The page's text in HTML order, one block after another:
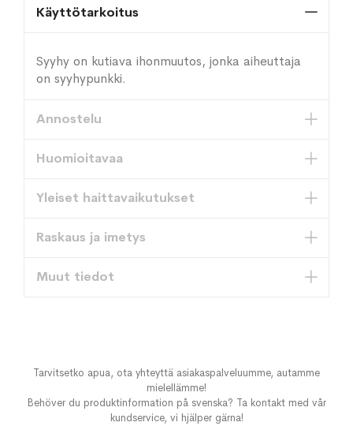
Käyttötarkoitus
Syyhy on kutiava ihonmuutos, jonka aiheuttaja
on syyhypunkki.
Annostelu
Huomioitavaa
Yleiset haittavaikutukset
Raskaus ja imetys
Muut tiedot
Tarvitsetko apua, ota yhteyttä asiakaspalveluumme, autamme
mielellämme!
Behöver du produktinformation på svenska? Ta kontakt med vår
kundservice, vi hjälper gärna!